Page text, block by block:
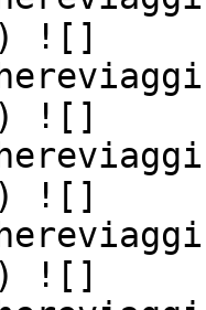
![]
![]
![]
![]